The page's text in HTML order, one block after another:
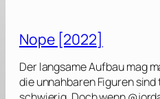
n
d
[
2
g
e
g
Nope [2022]
Der langsame Aufbau mag
die unnahbaren Figuren